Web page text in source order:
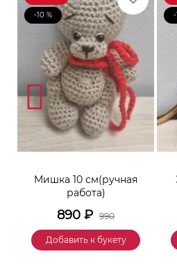
-10 %
Мишка 10 см(ручная
работа)
890 ₽ 990
Добавить к букету
-